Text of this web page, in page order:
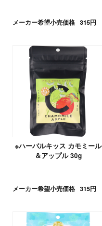
メーカー希望小売価格 315円
※ハーバルキッス カモミール
＆アップル 30g
メーカー希望小売価格 315円